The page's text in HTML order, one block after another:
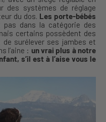
des systèmes de réglage
du dos. Les porte-bébés
pas dans la catégorie des
certains possèdent des
de surélever ses jambes et
l’aine : un vrai plus à notre
s’il est à l’aise vous le